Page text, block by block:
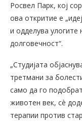
Росвел Парк, кој
ова откритие е
и одделува
долговечност“.
„Студијата
третмани за
само да го
животен век, сè
терапии против